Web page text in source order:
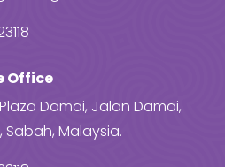
Office
Plaza Damai, Jalan Damai,
Sabah, Malaysia.